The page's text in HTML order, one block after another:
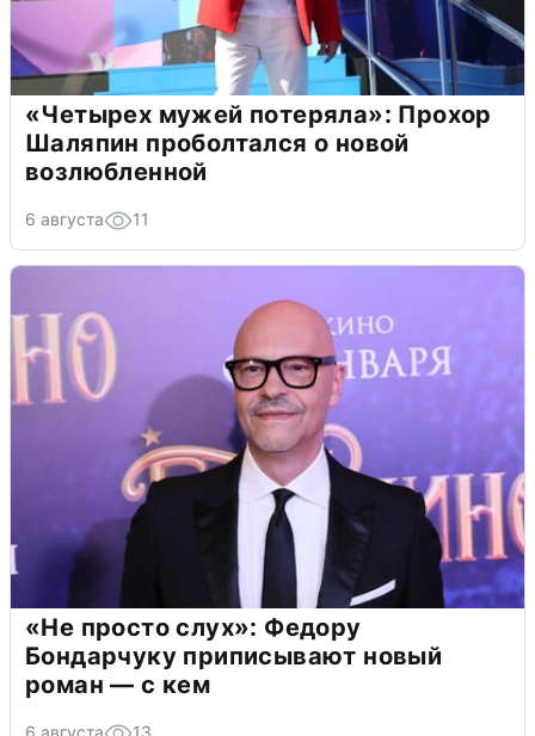
«Четырех мужей потеряла»: Прохор
Шаляпин проболтался о новой
возлюбленной
6 августа 11
«Не просто слух»: Федору
Бондарчуку приписывают новый
роман — с кем